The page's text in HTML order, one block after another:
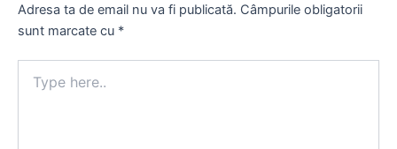
Adresa ta de email nu va fi publicată. Câmpurile obligatorii
sunt marcate cu *
here..